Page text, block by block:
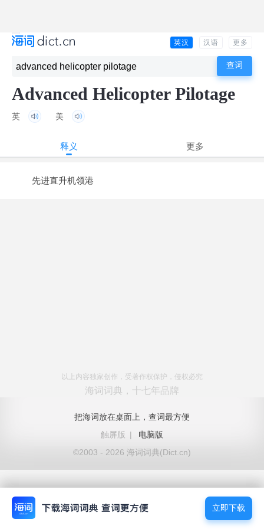
英汉 汉语 更多
Advanced Helicopter Pilotage
英 美
释义 更多
先进直升机领港
以上内容独家创作，受著作权保护，侵权必究
海词词典，十七年品牌
把海词放在桌面上，查词最方便
触屏版
|
电脑版
©2003 - 2026 海词词典(Dict.cn)
立即下载
立即下载